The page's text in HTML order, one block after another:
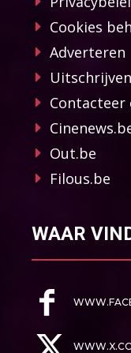
Cookies
Adverteren
Contacteer
Out.be
Filous.be
WAAR